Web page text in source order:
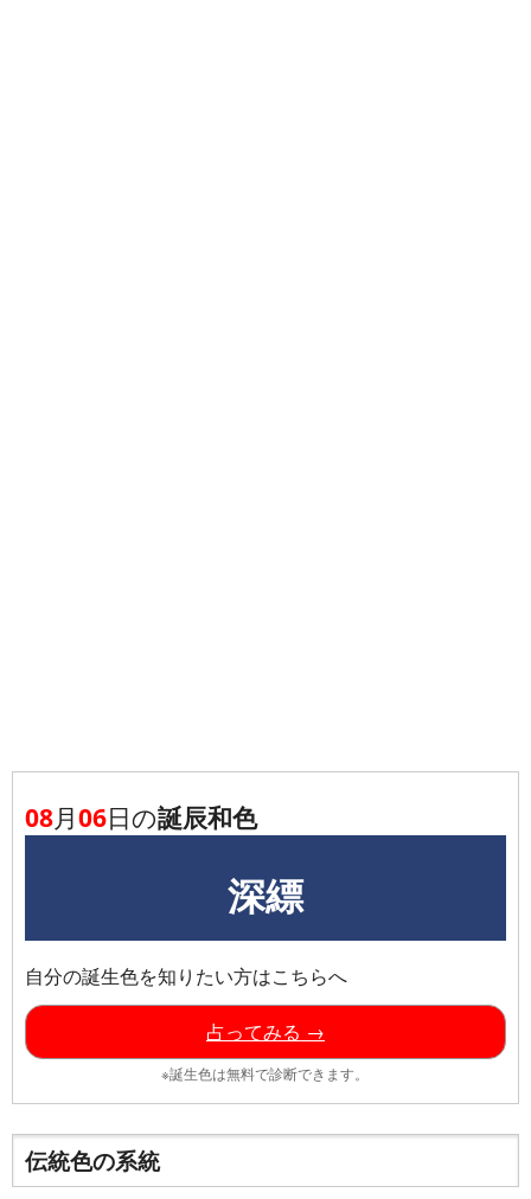
08月06日の誕辰和色
深縹
自分の誕生色を知りたい方はこちらへ
占ってみる →
※誕生色は無料で診断できます。
伝統色の系統